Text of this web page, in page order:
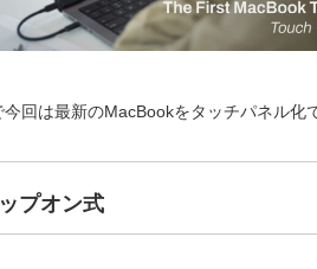
今回は最新のMacBookをタッチパネル化
プオン式